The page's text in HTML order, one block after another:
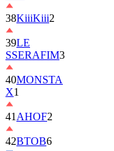
38KiiiKiii2
39LE
SSERAFIM3
40MONSTA
X1
41 AHOF2
42BTOB6